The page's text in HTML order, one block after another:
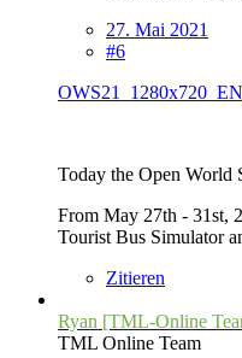
27. Mai 2021
#6
Today the Open World
From May 27th - 31st,
Tourist Bus Simulator
Zitieren
Ryan [TML-Online
TML Online Team